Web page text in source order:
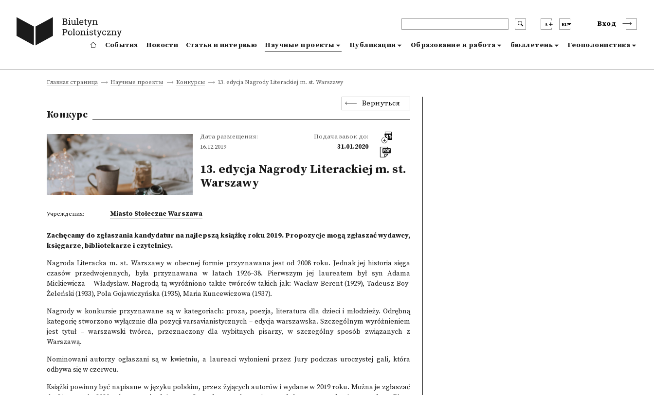
A RU Вход
События Новости Статьи и интервью Научные проекты Публикации Образование и работа бюллетень Геополонистика
Главная страница Научные проекты Конкурсы 13. edycja Nagrody Literackiej m. st. Warszawy
Вернуться
Конкурс
Дата размещения:
16.12.2019
Подача завок до:
31.01.2020
13. edycja Nagrody Literackiej m. st.
Warszawy
Учреждения: Miasto Stołeczne Warszawa
Zachęcamy do zgłaszania kandydatur na najlepszą książkę roku 2019. Propozycje mogą zgłaszać wydawcy,
księgarze, bibliotekarze i czytelnicy.
Nagroda Literacka m. st. Warszawy w obecnej formie przyznawana jest od 2008 roku. Jednak jej historia sięga
czasów przedwojennych, była przyznawana w latach 1926–38. Pierwszym jej laureatem był syn Adama
Mickiewicza – Władysław. Nagrodą tą wyróżniono także twórców takich jak: Wacław Berent (1929), Tadeusz Boy-
Żeleński (1933), Pola Gojawiczyńska (1935), Maria Kuncewiczowa (1937).
Nagrody w konkursie przyznawane są w kategoriach: proza, poezja, literatura dla dzieci i młodzieży. Odrębną
kategorię stworzono wyłącznie dla pozycji varsavianistycznych – edycja warszawska. Szczególnym wyróżnieniem
jest tytuł – warszawski twórca, przeznaczony dla wybitnych pisarzy, w szczególny sposób związanych z
Warszawą.
Nominowani autorzy ogłaszani są w kwietniu, a laureaci wyłonieni przez Jury podczas uroczystej gali, która
odbywa się w czerwcu.
Książki powinny być napisane w języku polskim, przez żyjących autorów i wydane w 2019 roku. Można je zgłaszać